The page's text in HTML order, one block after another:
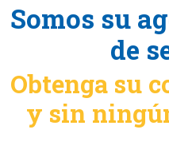
Somos su
de
Obtenga su
y sin